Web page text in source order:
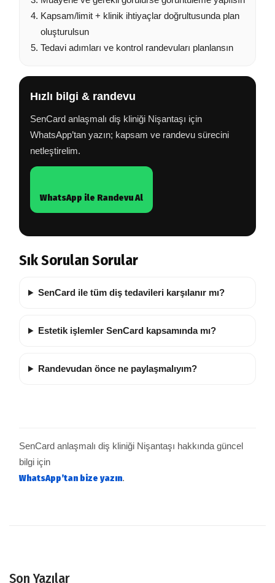
Kapsam/limit + klinik ihtiyaçlar doğrultusunda plan
oluşturulsun
Tedavi adımları ve kontrol randevuları planlansın
Hızlı bilgi & randevu
SenCard anlaşmalı diş kliniği Nişantaşı için
WhatsApp’tan yazın; kapsam ve randevu sürecini
netleştirelim.
WhatsApp ile Randevu Al
Sık Sorulan Sorular
SenCard ile tüm diş tedavileri karşılanır mı?
Estetik işlemler SenCard kapsamında mı?
Randevudan önce ne paylaşmalıyım?
SenCard anlaşmalı diş kliniği Nişantaşı hakkında güncel
bilgi için
WhatsApp’tan bize yazın.
Son Yazılar